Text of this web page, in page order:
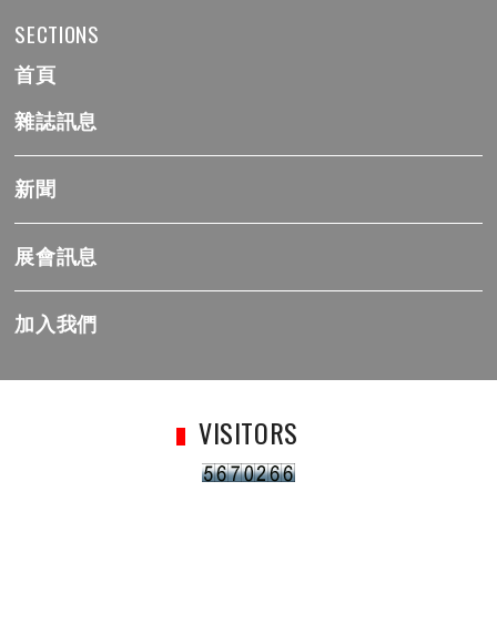
SECTIONS
首頁
雜誌訊息
新聞
展會訊息
加入我們
VISITORS